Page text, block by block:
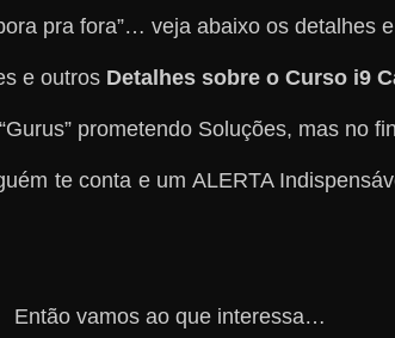
pra fora”… veja abaixo os detalhes
e outros Detalhes sobre o Curso i9
prometendo Soluções, mas no
te conta e um ALERTA
Então vamos ao que interessa…